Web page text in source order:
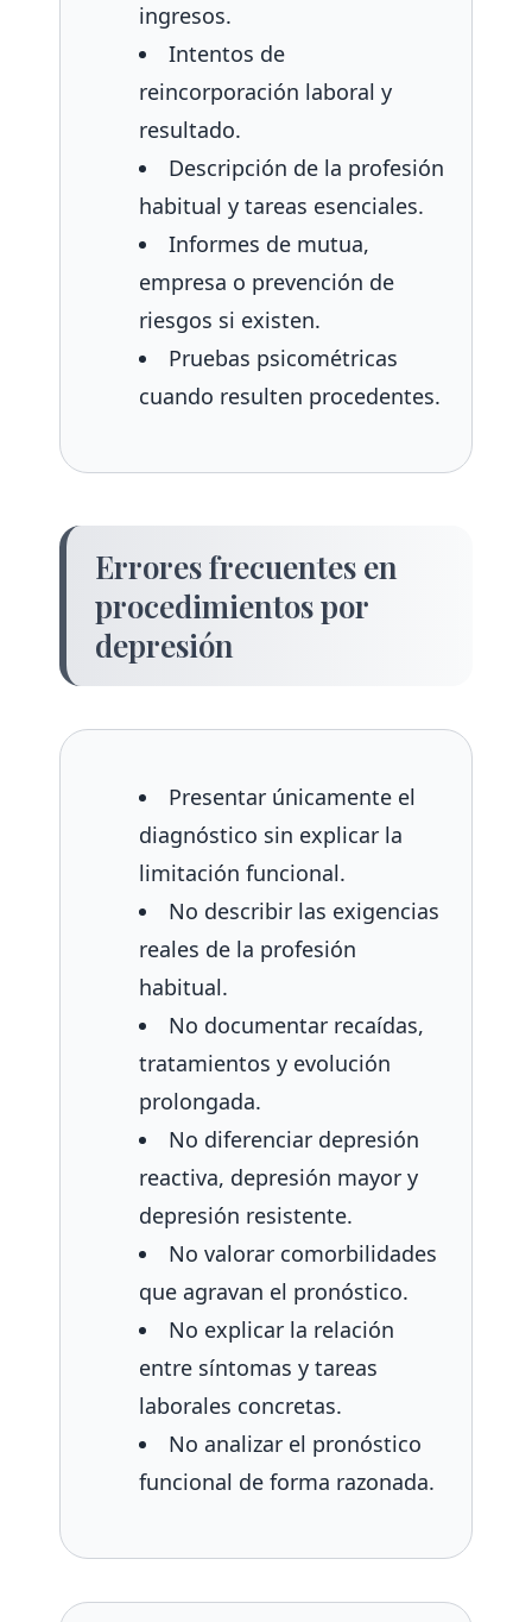
ingresos.
Intentos de
reincorporación laboral y
resultado.
Descripción de la profesión
habitual y tareas esenciales.
Informes de mutua,
empresa o prevención de
riesgos si existen.
Pruebas psicométricas
cuando resulten procedentes.
Errores frecuentes en
procedimientos por
depresión
Presentar únicamente el
diagnóstico sin explicar la
limitación funcional.
No describir las exigencias
reales de la profesión
habitual.
No documentar recaídas,
tratamientos y evolución
prolongada.
No diferenciar depresión
reactiva, depresión mayor y
depresión resistente.
No valorar comorbilidades
que agravan el pronóstico.
No explicar la relación
entre síntomas y tareas
laborales concretas.
No analizar el pronóstico
funcional de forma razonada.